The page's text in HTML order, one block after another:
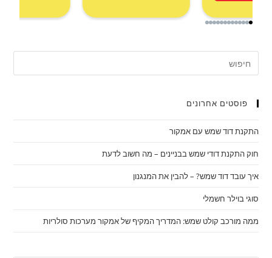
פוסטים אחרונים
התקנת דוד שמש עם אמקור
חוק התקנת דודי שמש בבניינים – מה חשוב לדעת
איך עובד דוד שמש? – להבין את המנגנון
סוגי בוילר חשמלי
ממה מורכב קולט שמש: המדריך המקיף של אמקור מערכות סולריות